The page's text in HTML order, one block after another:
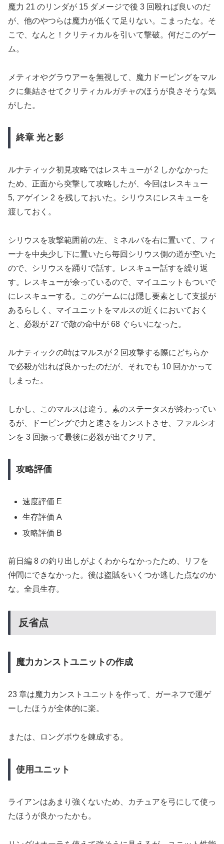
魔力 21 のリンダが 15 ダメージで後 3 回殴れば良いのだ
が、他のやつらは魔力が低くて足りない。こまったな。そ
こで、なんと！クリティカルを引いて撃破。何だこのゲー
ム。
メティオやグラウアーを無視して、魔力ドーピングをマル
クに集結させてクリティカルガチャのほうが良さそうな気
がした。
終章 光と影
ルナティック初見攻略ではレスキューが 2 しかなかった
ため、正面から突撃して攻略したが、今回はレスキュー
5, アゲイン 2 を残しておいた。シリウスにレスキューを
渡しておく。
シリウスを攻撃範囲前の左、ミネルバを右に置いて、フィ
ーナを中央少し下に置いたら毎回シリウス側の道が空いた
ので、シリウスを踊りで話す。レスキュー話すを繰り返
す。レスキューが余っているので、マイユニットもついで
にレスキューする。このゲームには隠し要素として支援が
あるらしく、マイユニットをマルスの近くにおいておく
と、必殺が 27 で敵の命中が 68 ぐらいになった。
ルナティックの時はマルスが 2 回攻撃する際にどちらか
で必殺が出れば良かったのだが、それでも 10 回かかって
しまった。
しかし、このマルスは違う。素のステータスが終わってい
るが、ドーピングで力と速さをカンストさせ、ファルシオ
ンを 3 回振って最後に必殺が出てクリア。
攻略評価
速度評価 E
生存評価 A
攻略評価 B
前日編 8 の釣り出しがよくわからなかったため、リフを
仲間にできなかった。後は盗賊をいくつか逃した点なのか
な。全員生存。
反省点
魔力カンストユニットの作成
23 章は魔力カンストユニットを作って、ガーネフで運ゲ
ーしたほうが全体的に楽。
または、ロングボウを錬成する。
使用ユニット
ライアンはあまり強くないため、カチュアを弓にして使っ
たほうが良かったかも。